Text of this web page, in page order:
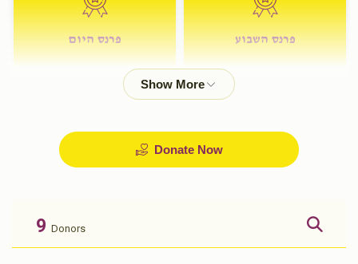
פרנס השבוע פרנס היום
Donate Now
9 Donors